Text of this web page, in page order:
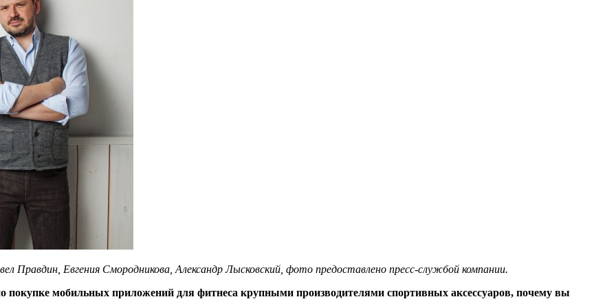
Правдин, Евгения Смородникова, Александр Лысковский, фото предоставлено пресс-службой компании.
покупке мобильных приложений для фитнеса крупными производителями спортивных аксессуаров, почему вы